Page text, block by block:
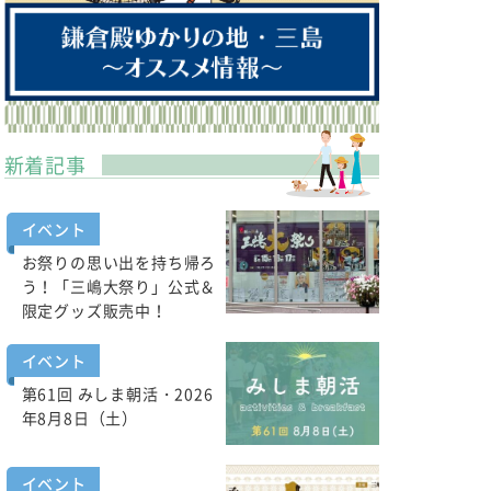
新着記事
イベント
お祭りの思い出を持ち帰ろ
う！「三嶋大祭り」公式＆
限定グッズ販売中！
イベント
第61回 みしま朝活・2026
年8月8日（土）
イベント